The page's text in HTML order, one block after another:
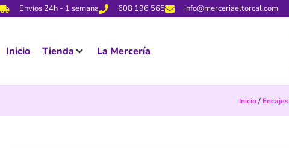
Envíos 24h - 1 semana 608 196 565 info@merceriaeltorcal.com
Inicio Tienda La Mercería
Inicio/ Encajes